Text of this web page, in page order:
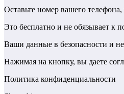
Оставьте номер вашего
Это бесплатно и не обязывает к
Ваши данные в безопасности и
Нажимая на кнопку, вы даете
Политика конфиденциальности